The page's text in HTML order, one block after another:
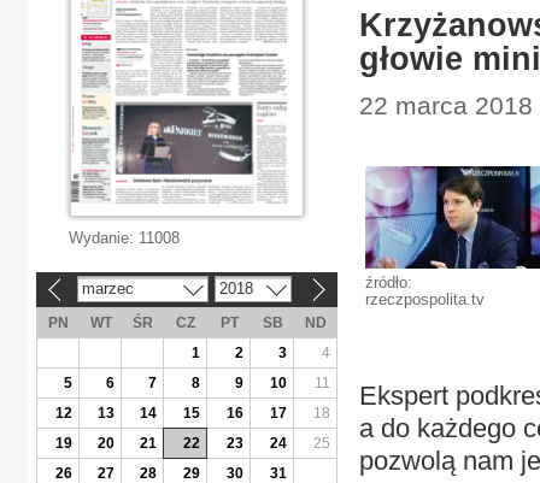
głowie
22 marca
źródło:
rzeczpospolita.tv
Ekspert
a do każdego
pozwolą nam
Wydanie: 11008
marzec 2018
PN WT ŚR CZ PT SB
ND
1
2 3
4
5
6 7 8 9 10
11
12
13 14 15 16 17
18
19
20 21 22 23 24
25
26
27 28 29 30 31